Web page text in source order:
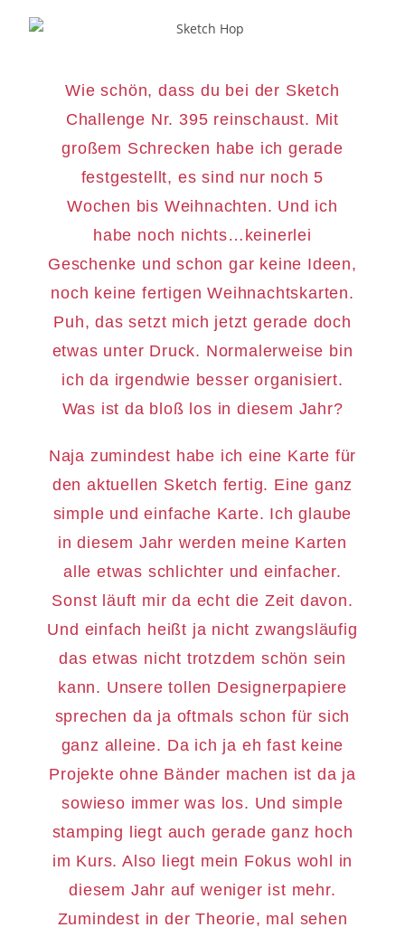
Wie schön, dass du bei der Sketch
Challenge Nr. 395 reinschaust. Mit
großem Schrecken habe ich gerade
festgestellt, es sind nur noch 5
Wochen bis Weihnachten. Und ich
habe noch nichts…keinerlei
Geschenke und schon gar keine Ideen,
noch keine fertigen Weihnachtskarten.
Puh, das setzt mich jetzt gerade doch
etwas unter Druck. Normalerweise bin
ich da irgendwie besser organisiert.
Was ist da bloß los in diesem Jahr?
Naja zumindest habe ich eine Karte für
den aktuellen Sketch fertig. Eine ganz
simple und einfache Karte. Ich glaube
in diesem Jahr werden meine Karten
alle etwas schlichter und einfacher.
Sonst läuft mir da echt die Zeit davon.
Und einfach heißt ja nicht zwangsläufig
das etwas nicht trotzdem schön sein
kann. Unsere tollen Designerpapiere
sprechen da ja oftmals schon für sich
ganz alleine. Da ich ja eh fast keine
Projekte ohne Bänder machen ist da ja
sowieso immer was los. Und simple
stamping liegt auch gerade ganz hoch
im Kurs. Also liegt mein Fokus wohl in
diesem Jahr auf weniger ist mehr.
Zumindest in der Theorie, mal sehen